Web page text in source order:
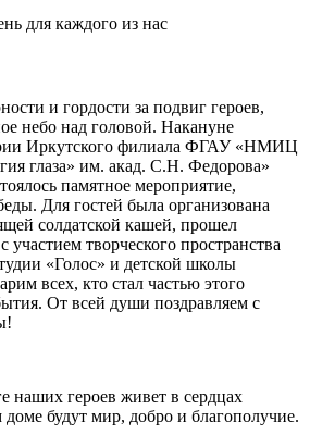
для каждого из нас
и гордости за подвиг героев,
небо над головой. Накануне
Иркутского филиала ФГАУ «НМИЦ
глаза» им. акад. С.Н. Федорова»
памятное мероприятие,
Для гостей была организована
солдатской кашей, прошел
творческого пространства
«Голос» и детской школы
всех, кто стал частью этого
От всей души поздравляем с
наших героев живет в сердцах
будут мир, добро и благополучие.